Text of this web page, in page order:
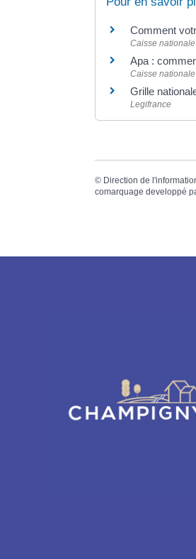
Comment
Caisse
Apa :
Caisse
Grille
Legifrance
© Direction de
comarquage developpé